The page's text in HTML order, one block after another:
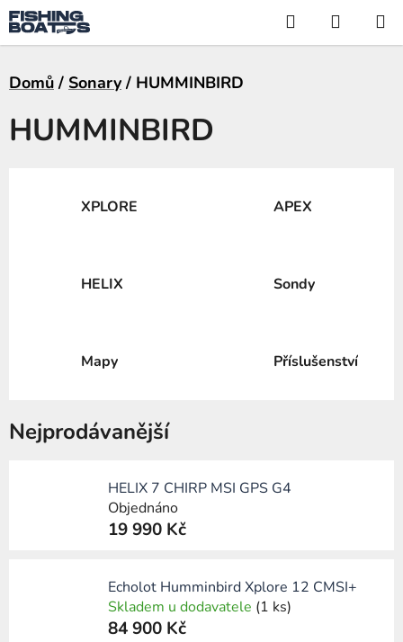
Přejít
na
obsah
Hledat
KOŠÍK
Domů / Sonary / HUMMINBIRD
HUMMINBIRD
XPLORE APEX
HELIX Sondy
Mapy Příslušenství
Nejprodávanější
HELIX 7 CHIRP MSI GPS G4
Objednáno
19 990 Kč
Echolot Humminbird Xplore 12 CMSI+
Skladem u dodavatele (1 ks)
84 900 Kč